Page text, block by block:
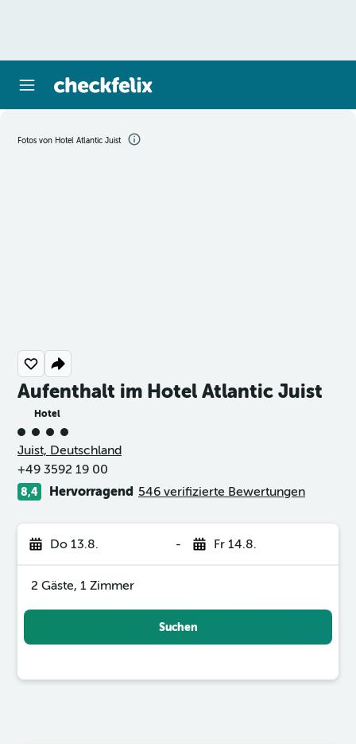
Aufenthalt im Hotel Atlantic Juist
Hotel
Bewertungskategorie 4
Juist, Deutschland
+49 3592 19 00
8,4 Hervorragend 546 verifizierte Bewertungen
Do 13.8. - Fr 14.8.
2 Gäste, 1 Zimmer
Suchen
Fotos von Hotel Atlantic Juist